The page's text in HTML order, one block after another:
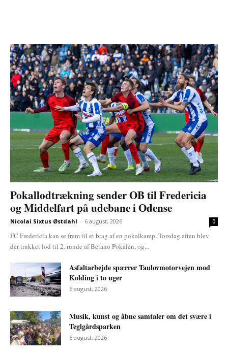
Pokallodtrækning sender OB til Fredericia
og Middelfart på udebane i Odense
Nicolai Sixtus Østdahl - 6 august, 2026 0
FC Fredericia kan se frem til et brag af en pokalkamp. Torsdag aften blev
der trukket lod til 2. runde af Betano Pokalen, og...
Asfaltarbejde spærrer Taulovmotorvejen mod
Kolding i to uger
6 august, 2026
Musik, kunst og åbne samtaler om det svære i
Teglgårdsparken
6 august, 2026